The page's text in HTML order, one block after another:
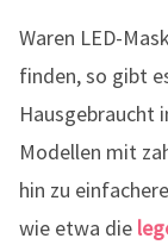
Waren LED-
finden, so gibt
Hausgebraucht
Modellen mit
hin zu
wie etwa die